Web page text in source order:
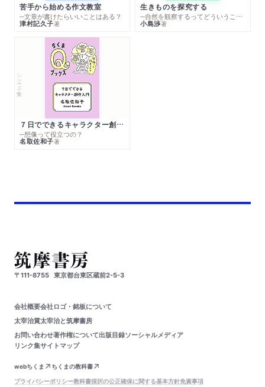
苦手から始める作文教室
─文章が書けたらいいことはある？
津村記久子著
生きものを探究する
─自然を観察するってどういうこと？
小島渉著
シリーズ・全集
７日でできるキャラクター創作入門
─想像って役立つの？
名取佐和子著
〒111-8755 東京都台東区蔵前2-5-3
会社概要会社ロゴ・銘板について
太宰治賞太宰治と筑摩書房
お問い合わせ著作権について出版目録ソーシャルメディア
リンク集サイトマップ
webちくま
ちくまの教科書
プライバシーポリシー教科書採択の公正確保に関する基本方針免責事項